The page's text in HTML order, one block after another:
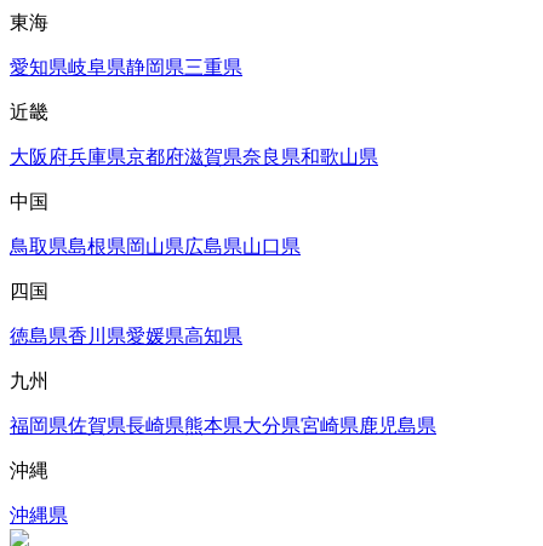
東海
愛知県岐阜県静岡県三重県
近畿
大阪府兵庫県京都府滋賀県奈良県和歌山県
中国
鳥取県島根県岡山県広島県山口県
四国
徳島県香川県愛媛県高知県
九州
福岡県佐賀県長崎県熊本県大分県宮崎県鹿児島県
沖縄
沖縄県